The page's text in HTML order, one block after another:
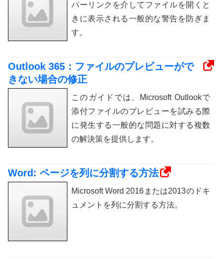
パーリンクを介してファイルを開くと
きに表示される一般的な警告を防ぎま
す。
Outlook 365：ファイルのプレビューがで
きない場合の修正
このガイドでは、Microsoft Outlookで
添付ファイルのプレビューを試みる際
に発生する一般的な問題に対する複数
の解決策を提供します。
Word: ページを列に分割する方法
Microsoft Word 2016または2013のドキ
ュメントを列に分割する方法。